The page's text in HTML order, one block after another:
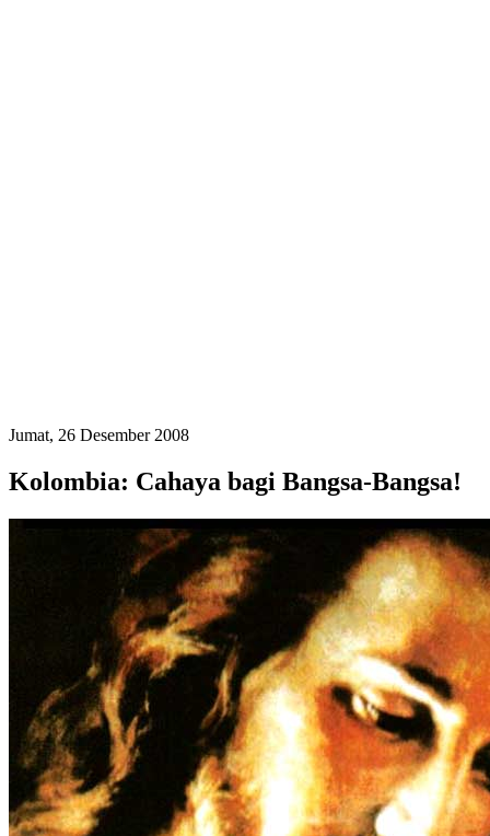
Jumat, 26 Desember 2008
Kolombia: Cahaya bagi Bangsa-Bangsa!